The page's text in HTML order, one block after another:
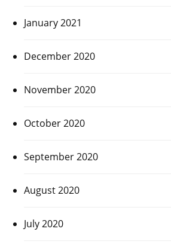
January 2021
December 2020
November 2020
October 2020
September 2020
August 2020
July 2020